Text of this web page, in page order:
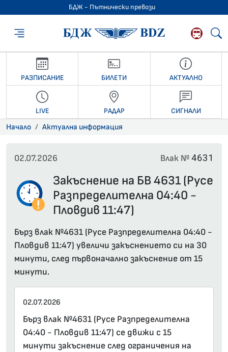
БДЖ - Пътнически превози
БДЖ -
РАЗПИСАНИЕ БИЛЕТИ АКТУАЛНО
LIVE РАДАР СИГНАЛИ
Начало Актуална информация
02.07.2026 Влак №4631
Закъснение на БВ 4631 (Русе
Разпределителна 04:40 -
Пловдив 11:47)
Бърз влак №4631 (Русе Разпределителна 04:40 -
Пловдив 11:47) увеличи закъснението си на 30
минути, след първоначално закъснение от 15
минути.
02.07.2026
Бърз влак №4631 (Русе Разпределителна
04:40 - Пловдив 11:47) се движи с 15
минути закъснение след ограничения на